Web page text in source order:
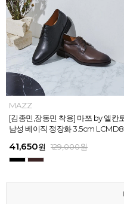
MAZZ
마쯔 by 엘칸토 남성 스트라이프 웨
포인트 스니커즈 3cm
67,150원 179,000원
MAZZ
[김종민,장동민 착용] 마쯔 by 엘칸
남성 베이직 정장화 3.5cm
41,650원 129,000원
MAZZ
마쯔 by 엘칸토 남성 오버랩 로퍼 2c
m LCMC92I126
38,250원 129,000원
MAZZ
마쯔 by 엘칸토 남성 포인트 컴포트
4cm LCMD11M111
41,650원 129,000원
MAZZ
마쯔 by 엘칸토 남성 스트라이프 웨
포인트 스니커즈 3cm
67,150원 179,000원
MAZZ
[김종민,장동민 착용] 마쯔 by 엘칸
남성 베이직 정장화 3.5cm
41,650원 129,000원